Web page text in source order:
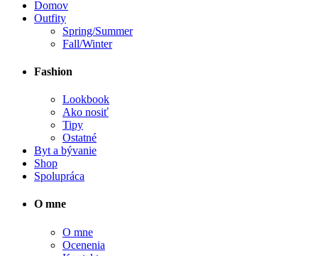
Domov
Outfity
Spring/Summer
Fall/Winter
Fashion
Lookbook
Ako nosiť
Tipy
Ostatné
Byt a bývanie
Shop
Spolupráca
O mne
O mne
Ocenenia